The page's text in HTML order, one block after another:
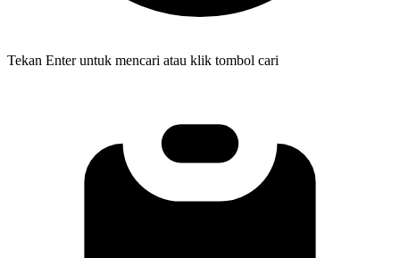
Tekan Enter untuk mencari atau klik tombol cari